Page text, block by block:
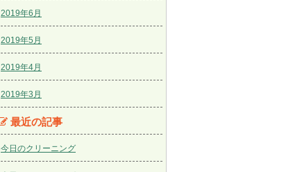
2019年6月
2019年5月
2019年4月
2019年3月
最近の記事
今日のクリーニング